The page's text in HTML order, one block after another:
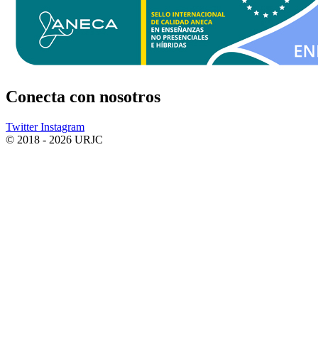
Conecta con nosotros
Twitter Instagram
© 2018 - 2026 URJC